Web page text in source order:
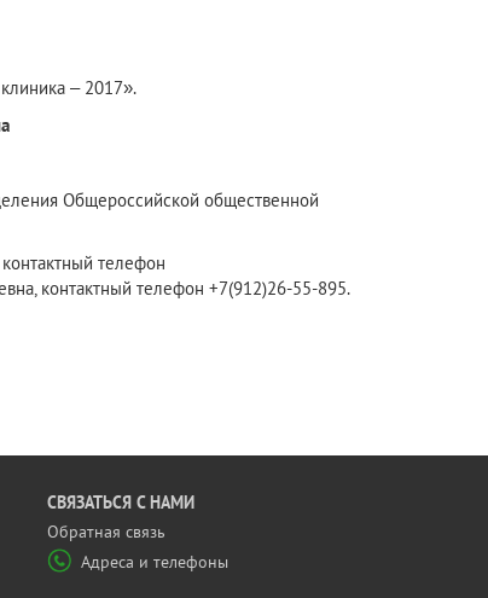
– 2017».
Общероссийской общественной
телефон
контактный телефон +7(912)26-55-895.
CВЯЗАТЬСЯ С НАМИ
Обратная связь
Адреса и телефоны